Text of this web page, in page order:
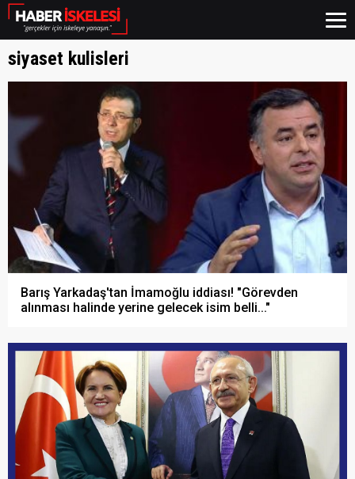
siyaset kulisleri
Barış Yarkadaş'tan İmamoğlu iddiası! "Görevden
alınması halinde yerine gelecek isim belli..."